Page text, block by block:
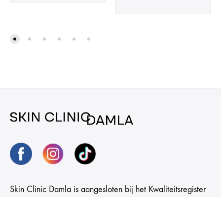
Skin Clinic Damla is aangesloten bij het Kwaliteitsregister